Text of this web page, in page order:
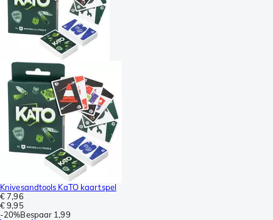
Knivesandtools KaTO kaartspel
€ 7,96
€ 9,95
-20%Bespaar 1,99